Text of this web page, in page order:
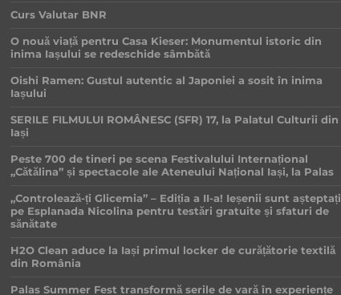
Curs Valutar BNR
O nouă viață pentru Casa Kieser: Monumentul istoric din
inima Iașului se redeschide sâmbătă
Oishi Ramen: Gustul autentic al Japoniei a sosit în inima
Iașului
SERILE FILMULUI ROMÂNESC (SFR) 17, la Palatul Culturii din
Iași
Peste 700 de tineri pe scena Festivalului Internațional
„Cătălina” și spectacole ale Ateneului Național Iași, la Palas
„Controlează-ți Glicemia” – Ediția a II-a! Ieșenii sunt așteptați
pe Esplanada Nicolina pentru testări gratuite și sfaturi de
sănătate
H2O Clean aduce la Iași primul locker de curățătorie textilă
din România
Palas Summer Fest transformă serile de vară în experiențe